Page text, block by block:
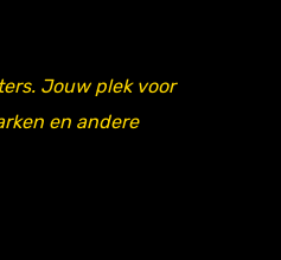
Jouw plek voor
en andere